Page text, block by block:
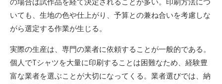
いても、生地の色や仕上がり、予算との兼ね合いを考慮しな
がら選定する作業が生じる。
実際の生産は、専門の業者に依頼することが一般的である。
個人でTシャツを大量に印刷することは困難なため、経験豊
富な業者を選ぶことが大切になってくる。業者選びでは、納